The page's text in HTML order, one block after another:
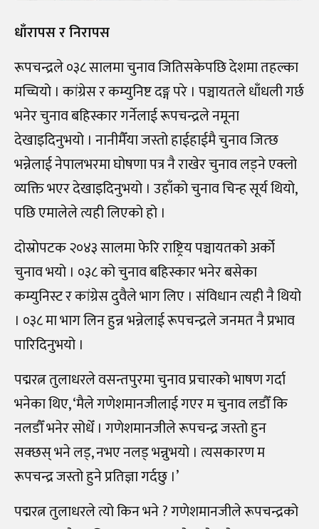
धाँरापस र निरापस
रूपचन्द्रले ०३८ सालमा चुनाव जितिसकेपछि देशमा तहल्का
मच्चियो । कांग्रेस र कम्युनिष्ट दङ्ग परे । पञ्चायतले धाँधली गर्छ
भनेर चुनाव बहिस्कार गर्नेलाई रूपचन्द्रले नमूना
देखाइदिनुभयो । नानीमैँया जस्तो हाईहाईमै चुनाव जित्छ
भन्नेलाई नेपालभरमा घोषणा पत्र नै राखेर चुनाव लड्ने एक्लो
व्यक्ति भएर देखाइदिनुभयो । उहाँको चुनाव चिन्ह सूर्य थियो,
पछि एमालेले त्यही लिएको हो ।
दोस्रोपटक २०४३ सालमा फेरि राष्ट्रिय पञ्चायतको अर्को
चुनाव भयो । ०३८ को चुनाव बहिस्कार भनेर बसेका
कम्युनिस्ट र कांग्रेस दुवैले भाग लिए । संविधान त्यही नै थियो
। ०३८ मा भाग लिन हुन्न भन्नेलाई रूपचन्द्रले जनमत नै प्रभाव
पारिदिनुभयो ।
पद्मरत्न तुलाधरले वसन्तपुरमा चुनाव प्रचारको भाषण गर्दा
भनेका थिए, ‘मैले गणेशमानजीलाई गएर म चुनाव लडौँ कि
नलडौँ भनेर सोधेँ । गणेशमानजीले रूपचन्द्र जस्तो हुन
सक्छस् भने लड्, नभए नलड् भन्नुभयो । त्यसकारण म
रूपचन्द्र जस्तो हुने प्रतिज्ञा गर्दछु ।’
पद्मरत्न तुलाधरले त्यो किन भने ? गणेशमानजीले रूपचन्द्रको